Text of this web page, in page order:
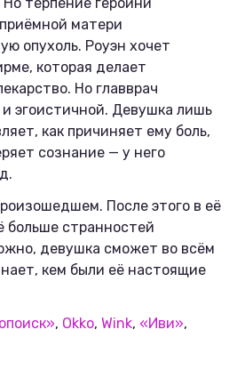
терпение героини
матери
опухоль. Роуэн хочет
которая делает
Но главврач
эгоистичной. Девушка лишь
как причиняет ему боль,
сознание — у него
После этого в её
больше странностей
девушка сможет во всём
кем были её настоящие
, Okko, Wink, «Иви»,